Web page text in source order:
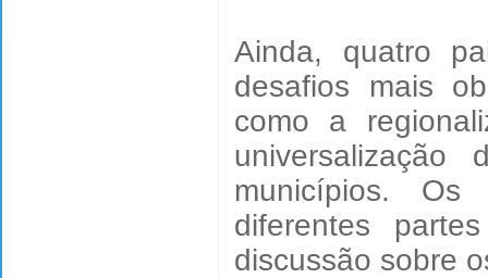
Ainda, quatro
desafios mais
como a
universalização
municípios. Os
diferentes
discussão sobre